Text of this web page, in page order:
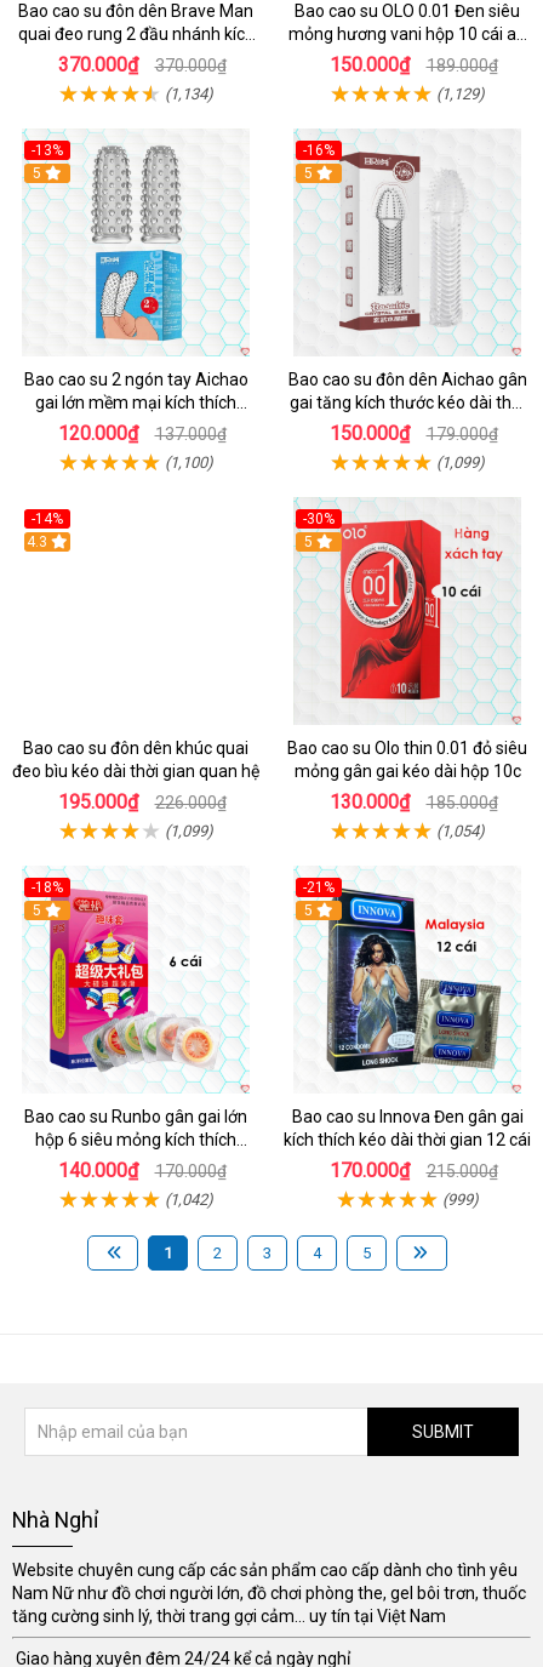
Bao cao su đôn dên Brave Man
quai đeo rung 2 đầu nhánh kích
thích mạnh
370.000₫ 370.000₫
(1,134)
Bao cao su OLO 0.01 Đen siêu
mỏng hương vani hộp 10 cái an
toàn thoải mái
150.000₫ 189.000₫
(1,129)
-13%
Hot
5
Bao cao su 2 ngón tay Aichao
gai lớn mềm mại kích thích
thăng hoa
120.000₫ 137.000₫
(1,100)
-16%
5
Bao cao su đôn dên Aichao gân
gai tăng kích thước kéo dài thời
gian
150.000₫ 179.000₫
(1,099)
-14%
4.3
Bao cao su đôn dên khúc quai
đeo bìu kéo dài thời gian quan hệ
195.000₫ 226.000₫
(1,099)
-30%
5
Bao cao su Olo thin 0.01 đỏ siêu
mỏng gân gai kéo dài hộp 10c
130.000₫ 185.000₫
(1,054)
-18%
Hot
5
Bao cao su Runbo gân gai lớn
hộp 6 siêu mỏng kích thích
mạnh
140.000₫ 170.000₫
(1,042)
-21%
Hot
5
Bao cao su Innova Đen gân gai
kích thích kéo dài thời gian 12 cái
170.000₫ 215.000₫
(999)
1 2 3 4 5
SUBMIT
Nhà Nghỉ
Website chuyên cung cấp các sản phẩm cao cấp dành cho tình yêu
Nam Nữ như đồ chơi người lớn, đồ chơi phòng the, gel bôi trơn, thuốc
tăng cường sinh lý, thời trang gợi cảm... uy tín tại Việt Nam
Giao hàng xuyên đêm 24/24 kể cả ngày nghỉ